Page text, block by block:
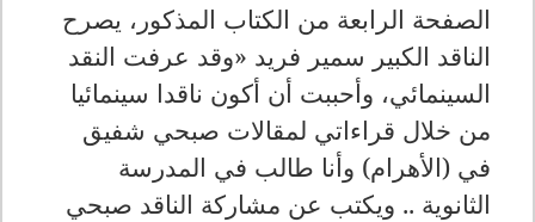
الصفحة الرابعة من الكتاب المذكور، يصرح
الناقد الكبير سمير فريد «وقد عرفت النقد
السينمائي، وأحببت أن أكون ناقدا سينمائيا
من خلال قراءاتي لمقالات صبحي شفيق
في (الأهرام) وأنا طالب في المدرسة
الثانوية .. ويكتب عن مشاركة الناقد صبحي